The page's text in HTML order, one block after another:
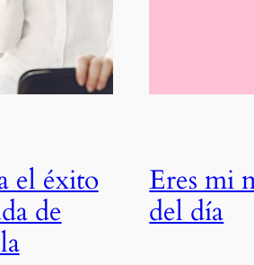
el éxito
de
Eres mi
del día